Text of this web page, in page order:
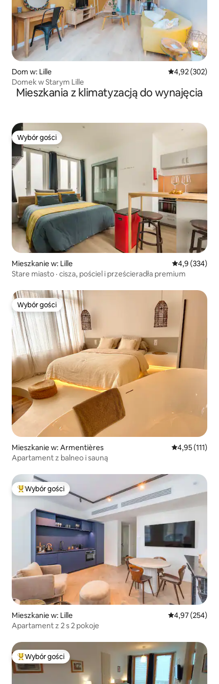
Dom w: Lille Średnia
4,92 (302)
Domek w Starym Lille
Mieszkania z klimatyzacją do wynajęcia
Wybór gości
Wybór gości
Mieszkanie w: Lille Średnia
4,9 (334)
Stare miasto · cisza, pościel i prześcieradła premium
Wybór gości
Wybór gości
Mieszkanie w: Armentières Średnia
4,95 (111)
Apartament z balneo i sauną
Najpopularniejsze z kategorii Wybór gości
Wybór gości
Mieszkanie w: Lille Średnia
4,97 (254)
Apartament z 2 s 2 pokoje
Najpopularniejsze z kategorii Wybór gości
Wybór gości